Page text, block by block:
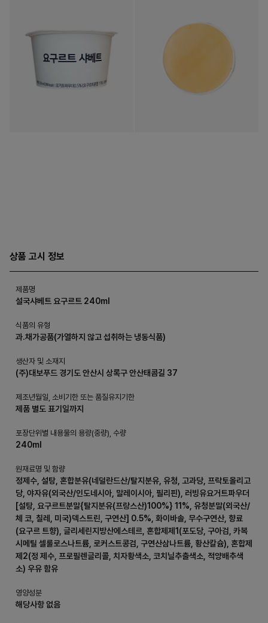
상품 고시 정보
제품명
설국샤베트 요구르트 240ml
식품의 유형
과.채가공품(가열하지 않고 섭취하는 냉동식품)
생산자 및 소재지
(주)대보푸드 경기도 안산시 상록구 안산태콤길 37
제조년월일, 소비기한 또는 품질유지기한
제품 별도 표기일까지
포장단위별 내용물의 용량(중량), 수량
240ml
원재료명 및 함량
정제수, 설탕, 혼합분유(네덜란드산/탈지분유, 유청, 고과당, 프락토올리고
당, 야자유(외국산/인도네시아, 말레이시아, 필리핀), 러빙유요거트파우더
[설탕, 요구르트분말{탈지분유(프랑스산)100%} 11%, 유청분말(외국산/
체 코, 칠레, 미국)덱스트린, 구연산] 0.5%, 화이바솔, 무수구연산, 향료
(요구르 트향), 글리세린지방산에스테르, 혼합제제1(포도당, 구아검, 카복
시메틸 셀룰로스나트륨, 로커스트콩검, 구연산삼나트륨, 황산칼슘), 혼합제
제2(정 제수, 프로필렌글리콜, 치자황색소, 코치닐추출색소, 적양배추색
소) 우유 함유
영양성분
해당사항 없음